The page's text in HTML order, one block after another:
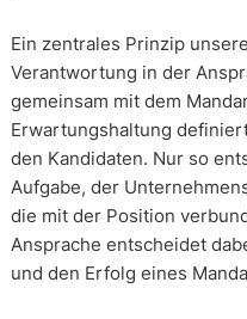
Ein zentrales Prinzip
Verantwortung in der
gemeinsam mit dem
Erwartungshaltung
den Kandidaten. Nur so
Aufgabe, der
die mit der Position
Ansprache entscheidet
und den Erfolg eines